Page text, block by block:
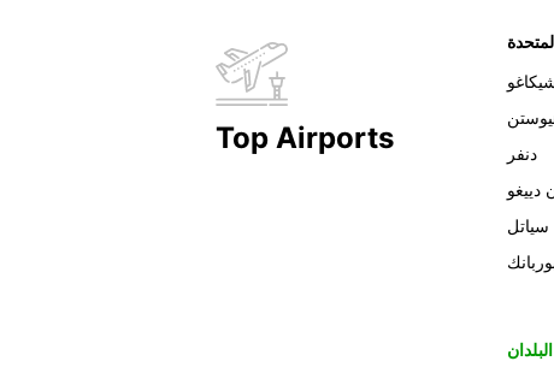
Top Airports
دنفر
دييغو
سياتل